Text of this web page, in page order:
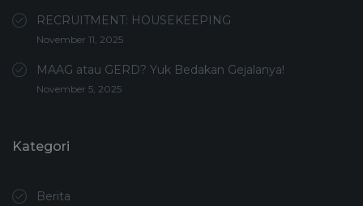
RECRUITMENT: HOUSEKEEPING
November 11, 2025
MAAG atau GERD? Yuk Bedakan Gejalanya!
November 5, 2025
Kategori
Berita